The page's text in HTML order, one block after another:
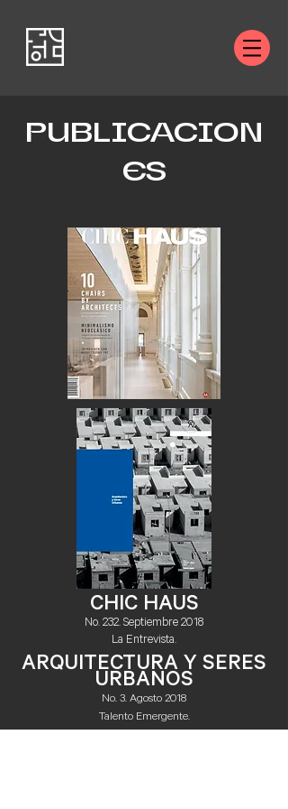
PUBLICACION
ES
CHIC HAUS
No. 232. Septiembre 2018
La Entrevista.
ARQUITECTURA Y SERES
URBANOS
No. 3. Agosto 2018
Talento Emergente.